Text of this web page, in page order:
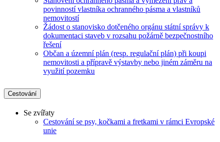
povinností vlastníka ochranného pásma a vlastníků
nemovitostí
Žádost o stanovisko dotčeného orgánu státní správy k
dokumentaci staveb v rozsahu požárně bezpečnostního
řešení
Občan a územní plán (resp. regulační plán) při koupi
nemovitosti a přípravě výstavby nebo jiném záměru na
využití pozemku
Cestování
Se zvířaty
Cestování se psy, kočkami a fretkami v rámci Evropské
unie